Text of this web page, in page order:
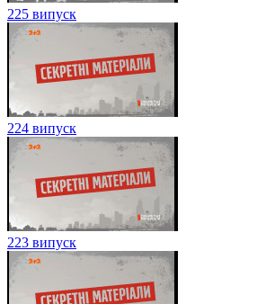
225 випуск
224 випуск
223 випуск